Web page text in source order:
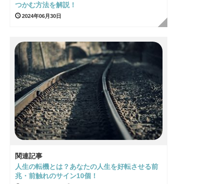
つかむ方法を解説！
2024年06月30日
関連記事
人生の転機とは？あなたの人生を好転させる前
兆・前触れのサイン10個！